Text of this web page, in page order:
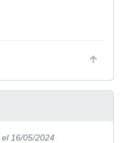
el 16/05/2024